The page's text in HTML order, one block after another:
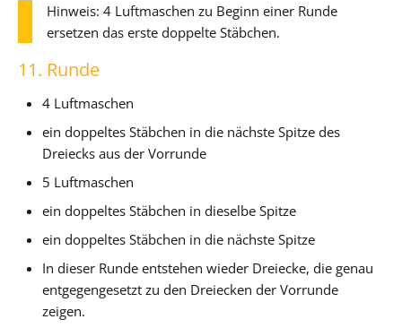
Hinweis: 4 Luftmaschen zu Beginn einer Runde
ersetzen das erste doppelte Stäbchen.
11. Runde
4 Luftmaschen
ein doppeltes Stäbchen in die nächste Spitze des
Dreiecks aus der Vorrunde
5 Luftmaschen
ein doppeltes Stäbchen in dieselbe Spitze
ein doppeltes Stäbchen in die nächste Spitze
In dieser Runde entstehen wieder Dreiecke, die genau
entgegengesetzt zu den Dreiecken der Vorrunde
zeigen.